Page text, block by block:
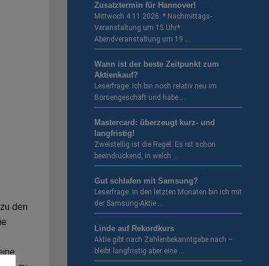
den
Zusatztermin für Hannover!
Mittwoch 4.11.2026: * Nachmittags-
Veranstaltung um 15 Uhr*
Abendveranstaltung um 19 …
Wann ist der beste Zeitpunkt zum
Aktienkauf?
Leserfrage: Ich bin noch relativ neu im
Börsengeschäft und habe …
Mastercard: überzeugt kurz- und
langfristig!
Zweistellig ist die Regel. Es ist schon
beeindruckend, in welch …
Gut schlafen mit Samsung?
Leserfrage: In den letzten Monaten bin ich mit
der Samsung-Aktie …
Linde auf Rekordkurs
Aktie gibt nach Zahlenbekanntgabe nach –
bleibt langfristig aber eine …